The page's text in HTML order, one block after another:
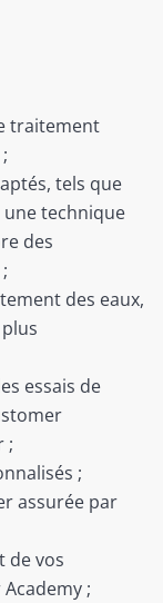
traitement
tels que
une technique
des
des eaux,
essais de
;
;
assurée par
de vos
;